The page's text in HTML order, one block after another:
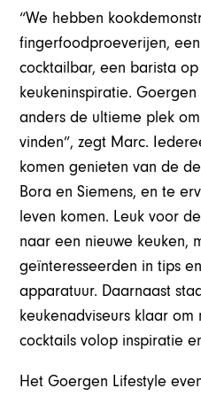
“We hebben
fingerfoodproeverijen,
cocktailbar, een barista
keukeninspiratie.
anders de ultieme plek
vinden”, zegt Marc.
komen genieten van de
Bora en Siemens, en te
leven komen. Leuk voor
naar een nieuwe keuken,
geïnteresseerden in tips
apparatuur. Daarnaast
keukenadviseurs klaar
cocktails volop inspiratie
Het Goergen Lifestyle